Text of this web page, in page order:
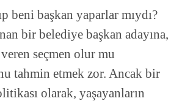
beni başkan yaparlar mıydı?
bir belediye başkan adayına,
seçmen olur mu
tahmin etmek zor. Ancak bir
olarak, yaşayanların